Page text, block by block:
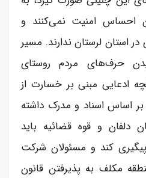
احساس امنیت نمی‌کنند و
در استان لرستان ندارند. مسیر
حرف‌های مردم روستای
ادعایی مبنی بر خسارت از
اساس اسناد و مدرک داشته
دلفان و قوه قضائیه باید
پیگیری کند و مسئولان شرکت
مکلف به پذیرفتن قانون